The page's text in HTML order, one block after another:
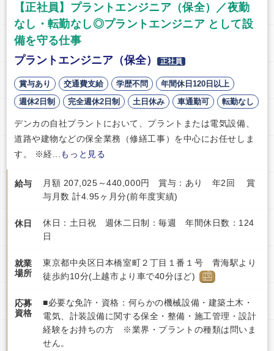
【正社員】プラントエンジニア（保全）／夜勤
なし・転勤なし◎プラントエンジニア として設
備を守る仕事
プラントエンジニア（保全）
正社員
賞与あり 交通費支給 学歴不問
年間休日120日以上
週休2日制
完全週休2日制 土日休み 車通勤可 転勤なし
デンカの自社プラントにおいて、プラントまたは電気設備、
道路や建物などの保全業務（修繕工事）を中心にお任せしま
す。 ※経... もっと見る
給与
月額 207,025～440,000円 賞与：あり 年2回 賞
与月数 計4.95ヶ月分(前年度実績)
休日
休日：土日祝 週休二日制：毎週 年間休日数：124
日
就業
場所
東京都中央区日本橋室町２丁目１番１号 青海駅より
徒歩約10分(上越市より車で40分ほど)
応募
資格
■必要な免許・資格：何らかの機械設備・建築土木・
電気、計装設備に関する保全・整備・施工管理・設計
経験をお持ちの方 ※業界・プラントの種類は問いま
せん。